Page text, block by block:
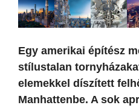
Egy amerikai építész
stílustalan
elemekkel díszített
Manhattenbe. A sok